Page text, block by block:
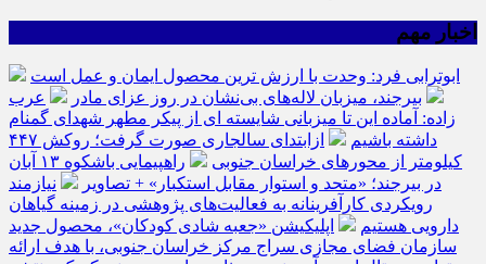
اخبار مهم
ابوترابی فرد: وحدت با ارزش ترین محصول ایمان و عمل است
بیرجند، میزبان لاله‌های بی‌نشان در روز عزای مادر
عرب
زاده: آماده این تا میزبانی شایسته ای از پیکر مطهر شهدای گمنام
داشته باشیم
ازابتدای سالجاری صورت گرفت؛ روکش ۴۴۷
کیلومتر از محورهای خراسان جنوبی
راهپیمایی باشکوه ۱۳ آبان
در بیرجند؛ «متحد و استوار مقابل استکبار» + تصاویر
نیازمند
رویکردی کارآفرینانه به فعالیت‌های پژوهشی در زمینه گیاهان
دارویی هستیم
اپلیکیشن «جعبه شادی کودکان»، محصول جدید
سازمان فضای مجازی سراج مرکز خراسان جنوبی، با هدف ارائه